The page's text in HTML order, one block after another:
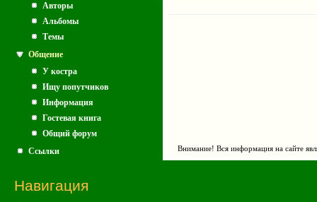
Авторы
Альбомы
Темы
Общение
У костра
Ищу попутчиков
Информация
Гостевая книга
Общий форум
Ссылки
Навигация
Внимание! Вся информация на сайте